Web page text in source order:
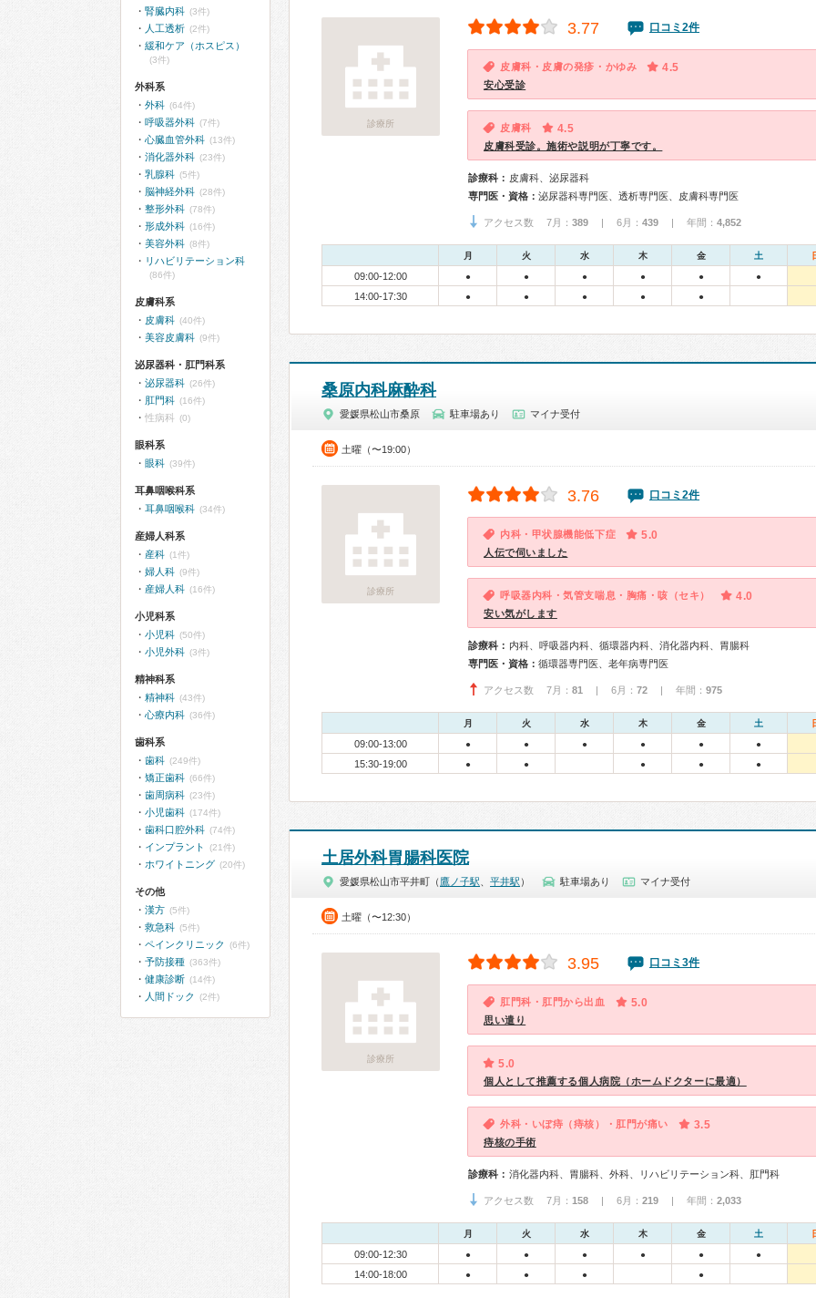
診療所
3.77 口コミ2件
皮膚科・皮膚の発疹・かゆみ 4.5
安心受診
皮膚科 4.5
皮膚科受診。施術や説明が丁寧です。
診療科： 皮膚科、泌尿器科
専門医・資格： 泌尿器科専門医、透析専門医、皮膚科専門医
アクセス数 7月： 389 | 6月： 439 | 年間： 4,852
月 火 水 木 金 土
09:00-12:00 ● ● ● ● ● ●
14:00-17:30 ● ● ● ● ●
桑原内科麻酔科
愛媛県松山市桑原 駐車場あり マイナ受付
土曜（〜19:00）
診療所
3.76 口コミ2件
内科・甲状腺機能低下症 5.0
人伝で伺いました
呼吸器内科・気管支喘息・胸痛・咳（セキ） 4.0
安い気がします
診療科： 内科、呼吸器内科、循環器内科、消化器内科、胃腸科
専門医・資格： 循環器専門医、老年病専門医
アクセス数 7月： 81 | 6月： 72 | 年間： 975
月 火 水 木 金 土
09:00-13:00 ● ● ● ● ● ●
15:30-19:00 ● ● ● ● ●
土居外科胃腸科医院
愛媛県松山市平井町（ 鷹ノ子駅 平井駅 ） 駐車場あり マイナ受付
土曜（〜12:30）
診療所
3.95 口コミ3件
肛門科・肛門から出血 5.0
思い遣り
5.0
個人として推薦する個人病院（ホームドクターに最適）
外科・いぼ痔（痔核）・肛門が痛い 3.5
痔核の手術
診療科： 消化器内科、胃腸科、外科、リハビリテーション科、肛門科
アクセス数 7月： 158 | 6月： 219 | 年間： 2,033
月 火 水 木 金 土
09:00-12:30 ● ● ● ● ● ●
14:00-18:00 ● ● ● ●
腎臓内科 (3件)
人工透析 (2件)
緩和ケア（ホスピス）
(3件)
外科系
外科 (64件)
呼吸器外科 (7件)
心臓血管外科 (13件)
消化器外科 (23件)
乳腺科 (5件)
脳神経外科 (28件)
整形外科 (78件)
形成外科 (16件)
美容外科 (8件)
リハビリテーション科
(86件)
皮膚科系
皮膚科 (40件)
美容皮膚科 (9件)
泌尿器科・肛門科系
泌尿器科 (26件)
肛門科 (16件)
性病科 (0)
眼科系
眼科 (39件)
耳鼻咽喉科系
耳鼻咽喉科 (34件)
産婦人科系
産科 (1件)
婦人科 (9件)
産婦人科 (16件)
小児科系
小児科 (50件)
小児外科 (3件)
精神科系
精神科 (43件)
心療内科 (36件)
歯科系
歯科 (249件)
矯正歯科 (66件)
歯周病科 (23件)
小児歯科 (174件)
歯科口腔外科 (74件)
インプラント (21件)
ホワイトニング (20件)
その他
漢方 (5件)
救急科 (5件)
ペインクリニック (6件)
予防接種 (363件)
健康診断 (14件)
人間ドック (2件)